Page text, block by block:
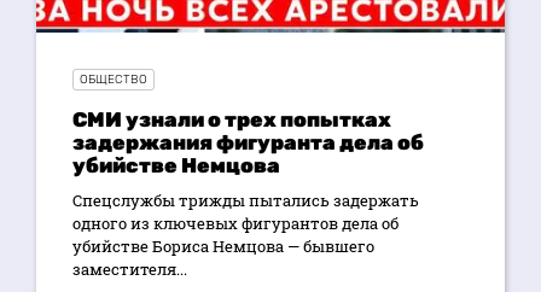
ОБЩЕСТВО
СМИ узнали о трех попытках
задержания фигуранта дела об
убийстве Немцова
Спецслужбы трижды пытались задержать
одного из ключевых фигурантов дела об
убийстве Бориса Немцова — бывшего
заместителя...